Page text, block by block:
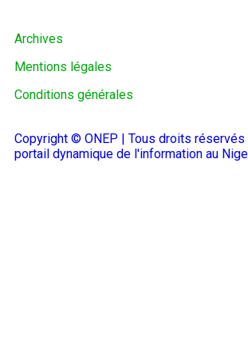
Archives
Mentions légales
Conditions générales
Copyright © ONEP | Tous droits
portail dynamique de l'information au